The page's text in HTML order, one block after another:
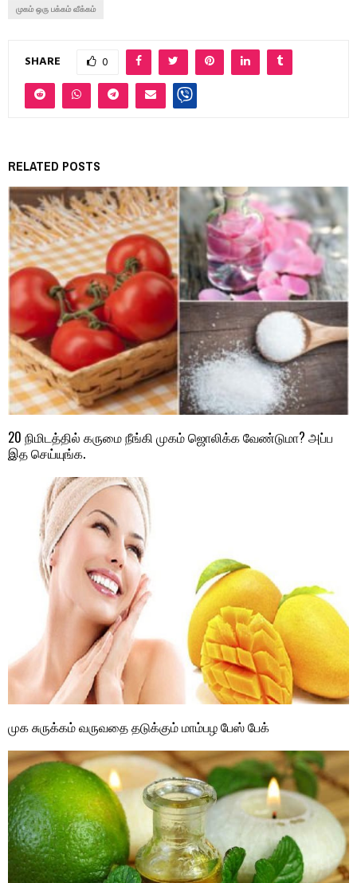
முகம் ஒரு பக்கம் வீக்கம்
SHARE 0
RELATED POSTS
20 நிமிடத்தில் கருமை நீங்கி முகம் ஜொலிக்க வேண்டுமா? அப்ப
இத செய்யுங்க.
முக சுருக்கம் வருவதை தடுக்கும் மாம்பழ பேஸ் பேக்